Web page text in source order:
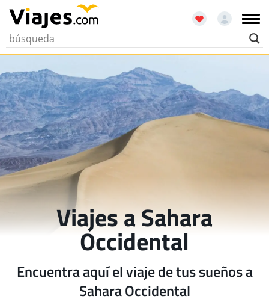
Viajes a Sahara
Occidental
Encuentra aquí el viaje de tus sueños a
Sahara Occidental